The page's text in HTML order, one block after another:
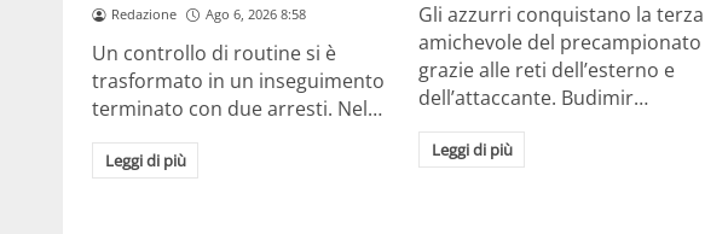
Redazione Ago 6, 2026 8:58
Un controllo di routine si è
trasformato in un inseguimento
terminato con due arresti. Nel…
Leggi di più
Gli azzurri conquistano la terza
amichevole del precampionato
grazie alle reti dell’esterno e
dell’attaccante. Budimir…
Leggi di più